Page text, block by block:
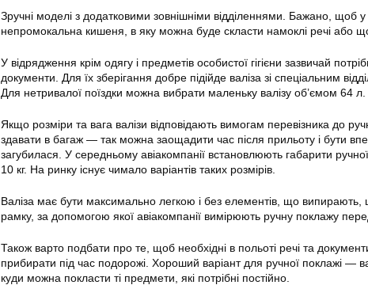
Зручні моделі з додатковими зовнішніми відділеннями. Бажано, щоб у
непромокальна кишеня, в яку можна буде скласти намоклі речі або
У відрядження крім одягу і предметів особистої гігієни зазвичай
документи. Для їх зберігання добре підійде валіза зі спеціальним
Для нетривалої поїздки можна вибрати маленьку валізу об’ємом 64 л.
Якщо розміри та вага валізи відповідають вимогам перевізника до
здавати в багаж — так можна заощадити час після прильоту і бути
загубилася. У середньому авіакомпанії встановлюють габарити
10 кг. На ринку існує чимало варіантів таких розмірів.
Валіза має бути максимально легкою і без елементів, що випирають,
рамку, за допомогою якої авіакомпанії вимірюють ручну поклажу
Також варто подбати про те, щоб необхідні в польоті речі та
прибирати під час подорожі. Хороший варіант для ручної поклажі —
куди можна покласти ті предмети, які потрібні постійно.